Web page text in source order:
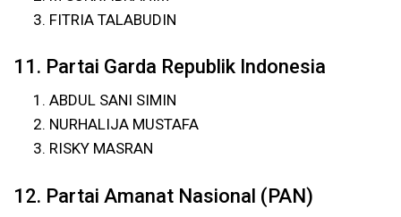
FITRIA TALABUDIN
11. Partai Garda Republik Indonesia
ABDUL SANI SIMIN
NURHALIJA MUSTAFA
RISKY MASRAN
12. Partai Amanat Nasional (PAN)